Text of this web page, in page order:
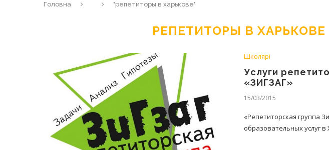
Головна "репетиторы в харькове"
РЕПЕТИТОРЫ В ХАРЬКОВЕ
Школярі
Услуги
«ЗИГЗАГ»
15/03/2015
«Репетиторская группа
образовательных услуг